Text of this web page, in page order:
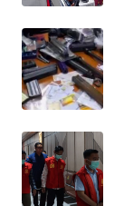
WAHANA
PERSONA
WAHANA
OTOMOTIF
WAHANA
HEALTH